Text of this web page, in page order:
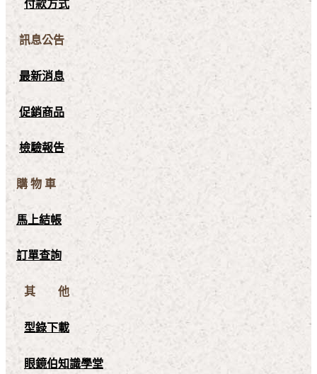
付款方式
訊息公告
最新消息
促銷商品
檢驗報告
購 物 車
馬上結帳
訂單查詢
其 他
型錄下載
眼鏡伯知識學堂